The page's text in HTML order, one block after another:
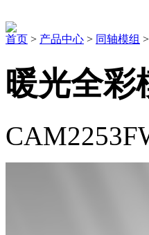
首页 > 产品中心 > 同轴模组 >
暖光全彩